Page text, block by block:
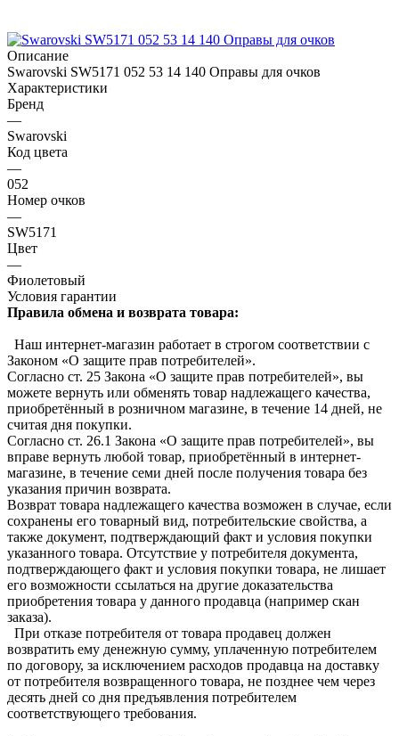
Описание
Swarovski SW5171 052 53 14 140 Оправы для очков
Характеристики
Бренд
—
Swarovski
Код цвета
—
052
Номер очков
—
SW5171
Цвет
—
Фиолетовый
Условия гарантии
Правила обмена и возврата товара:
Наш интернет-магазин работает в строгом соответствии с
Законом «О защите прав потребителей».
Согласно ст. 25 Закона «О защите прав потребителей», вы
можете вернуть или обменять товар надлежащего качества,
приобретённый в розничном магазине, в течение 14 дней, не
считая дня покупки.
Согласно ст. 26.1 Закона «О защите прав потребителей», вы
вправе вернуть любой товар, приобретённый в интернет-
магазине, в течение семи дней после получения товара без
указания причин возврата.
Возврат товара надлежащего качества возможен в случае, если
сохранены его товарный вид, потребительские свойства, а
также документ, подтверждающий факт и условия покупки
указанного товара. Отсутствие у потребителя документа,
подтверждающего факт и условия покупки товара, не лишает
его возможности ссылаться на другие доказательства
приобретения товара у данного продавца (например скан
заказа).
При отказе потребителя от товара продавец должен
возвратить ему денежную сумму, уплаченную потребителем
по договору, за исключением расходов продавца на доставку
от потребителя возвращенного товара, не позднее чем через
десять дней со дня предъявления потребителем
соответствующего требования.